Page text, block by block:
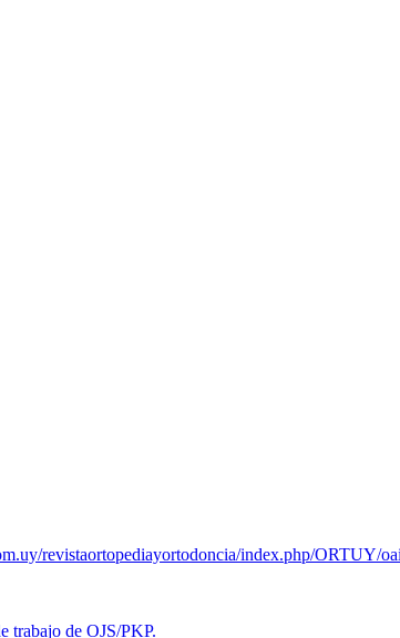
revistaortopediayortodoncia/index.php/ORTUY/oai